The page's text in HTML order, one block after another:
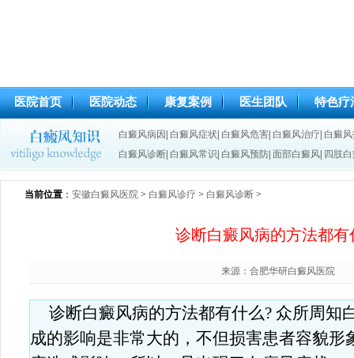
医院首页 医院动态 康复案例 医生团队 特色疗
白癜风病因 白癜风症状 白癜风危害 白癜风治疗 白癜
白癜风诊断 白癜风常识 白癜风预防 面部白癜风 四肢
当前位置 ： 安徽白癜风医院 > 白癜风诊疗 > 白癜风诊断 >
诊断白癜风病的方法都有
来源：合肥华研白癜风医院
诊断白癜风病的方法都有什么? 众所周知
成的影响是非常大的，不但损害患者容貌形